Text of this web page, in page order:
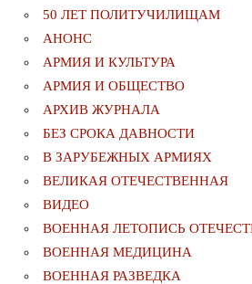
50 ЛЕТ ПОЛИТУЧИЛИЩАМ
АНОНС
АРМИЯ И КУЛЬТУРА
АРМИЯ И ОБЩЕСТВО
АРХИВ ЖУРНАЛА
БЕЗ СРОКА ДАВНОСТИ
В ЗАРУБЕЖНЫХ АРМИЯХ
ВЕЛИКАЯ ОТЕЧЕСТВЕННАЯ
ВИДЕО
ВОЕННАЯ ЛЕТОПИСЬ
ВОЕННАЯ МЕДИЦИНА
ВОЕННАЯ РАЗВЕДКА